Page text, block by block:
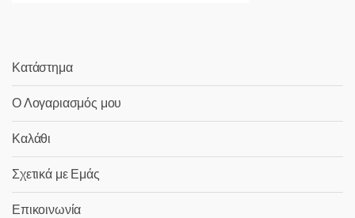
Κατάστημα
Ο Λογαριασμός μου
Καλάθι
Σχετικά με Εμάς
Επικοινωνία